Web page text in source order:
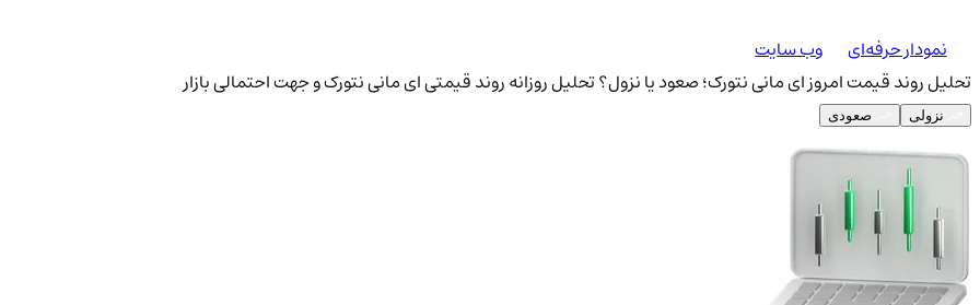
نمودار حرفه‌ای
وب سایت
تحلیل روند قیمت امروز ای مانی نتورک؛ صعود یا نزول؟تحلیل روزانه روند قیمتی ای مانی نتورک و جهت احتمالی بازار
نزولی صعودی